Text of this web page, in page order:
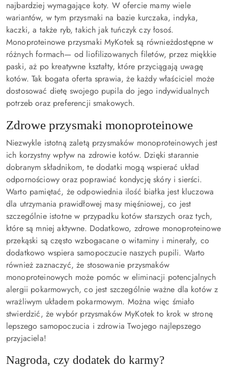
najbardziej wymagające koty. W ofercie mamy wiele
wariantów, w tym przysmaki na bazie kurczaka, indyka,
kaczki, a także ryb, takich jak tuńczyk czy łosoś.
Monoproteinowe przysmaki MyKotek są równieżdostępne w
różnych formach— od liofilizowanych filetów, przez miękkie
paski, aż po kreatywne kształty, które przyciągają uwagę
kotów. Tak bogata oferta sprawia, że każdy właściciel może
dostosować dietę swojego pupila do jego indywidualnych
potrzeb oraz preferencji smakowych.
Zdrowe przysmaki monoproteinowe
Niezwykle istotną zaletą przysmaków monoproteinowych jest
ich korzystny wpływ na zdrowie kotów. Dzięki starannie
dobranym składnikom, te dodatki mogą wspierać układ
odpornościowy oraz poprawiać kondycję skóry i sierści.
Warto pamiętać, że odpowiednia ilość białka jest kluczowa
dla utrzymania prawidłowej masy mięśniowej, co jest
szczególnie istotne w przypadku kotów starszych oraz tych,
które są mniej aktywne. Dodatkowo, zdrowe monoproteinowe
przekąski są częstowzbogacane o witaminy i minerały, co
dodatkowo wspiera samopoczucie naszych pupili. Warto
również zaznaczyć, że stosowanie przysmaków
monoproteinowych może pomóc w eliminacji potencjalnych
alergii pokarmowych, co jest szczególnie ważne dla kotów z
wrażliwym układem pokarmowym. Można więc śmiało
stwierdzić, że wybór przysmaków MyKotek to krok w stronę
lepszego samopoczucia i zdrowia Twojego najlepszego
przyjaciela!
Nagroda, czy dodatek do karmy?